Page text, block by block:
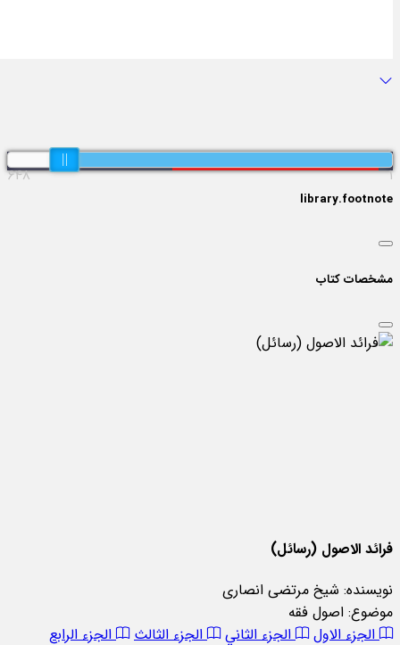
۶۴۸
کتاب
الاصول (رسائل)
شیخ مرتضی انصاری
اصول فقه
الجزء الاول
الجزء الثاني الجزء الثالث الجزء الرابع